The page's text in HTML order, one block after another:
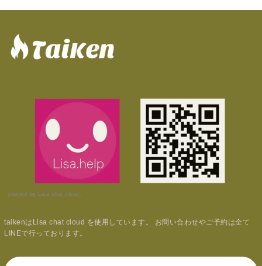
powerd by Lisa chat cloud.
taikenはLisa chat cloud を使用しています。 お問い合わせやご予約は全て
LINEで行っております。